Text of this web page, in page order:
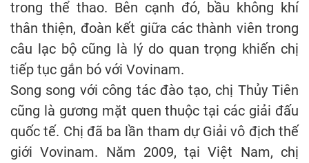
trong thể thao. Bên cạnh đó, bầu không khí
thân thiện, đoàn kết giữa các thành viên trong
câu lạc bộ cũng là lý do quan trọng khiến chị
tiếp tục gắn bó với Vovinam.
Song song với công tác đào tạo, chị Thủy Tiên
cũng là gương mặt quen thuộc tại các giải đấu
quốc tế. Chị đã ba lần tham dự Giải vô địch thế
giới Vovinam. Năm 2009, tại Việt Nam, chị